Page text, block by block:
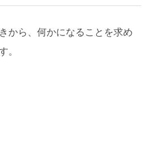
から、何かになることを求め
。